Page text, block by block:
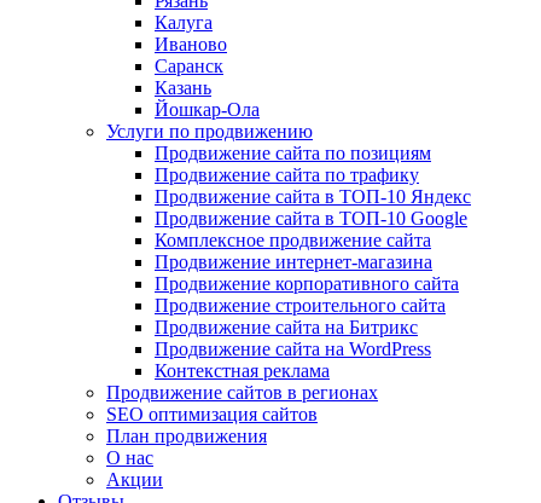
Калуга
Иваново
Саранск
Казань
Йошкар-Ола
Услуги по продвижению
Продвижение сайта по позициям
Продвижение сайта по трафику
Продвижение сайта в ТОП-10 Яндекс
Продвижение сайта в ТОП-10 Google
Комплексное продвижение сайта
Продвижение интернет-магазина
Продвижение корпоративного сайта
Продвижение строительного сайта
Продвижение сайта на Битрикс
Продвижение сайта на WordPress
Контекстная реклама
Продвижение сайтов в регионах
SEO оптимизация сайтов
План продвижения
О нас
Акции